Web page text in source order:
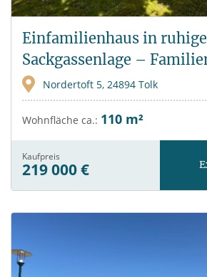
Einfamilienhaus in
Sackgassenlage –
großem Garten in Tolk
Nordertoft 5, 24894 Tolk
Wohnfläche ca.: 110 m²
Kaufpreis
219 000 €